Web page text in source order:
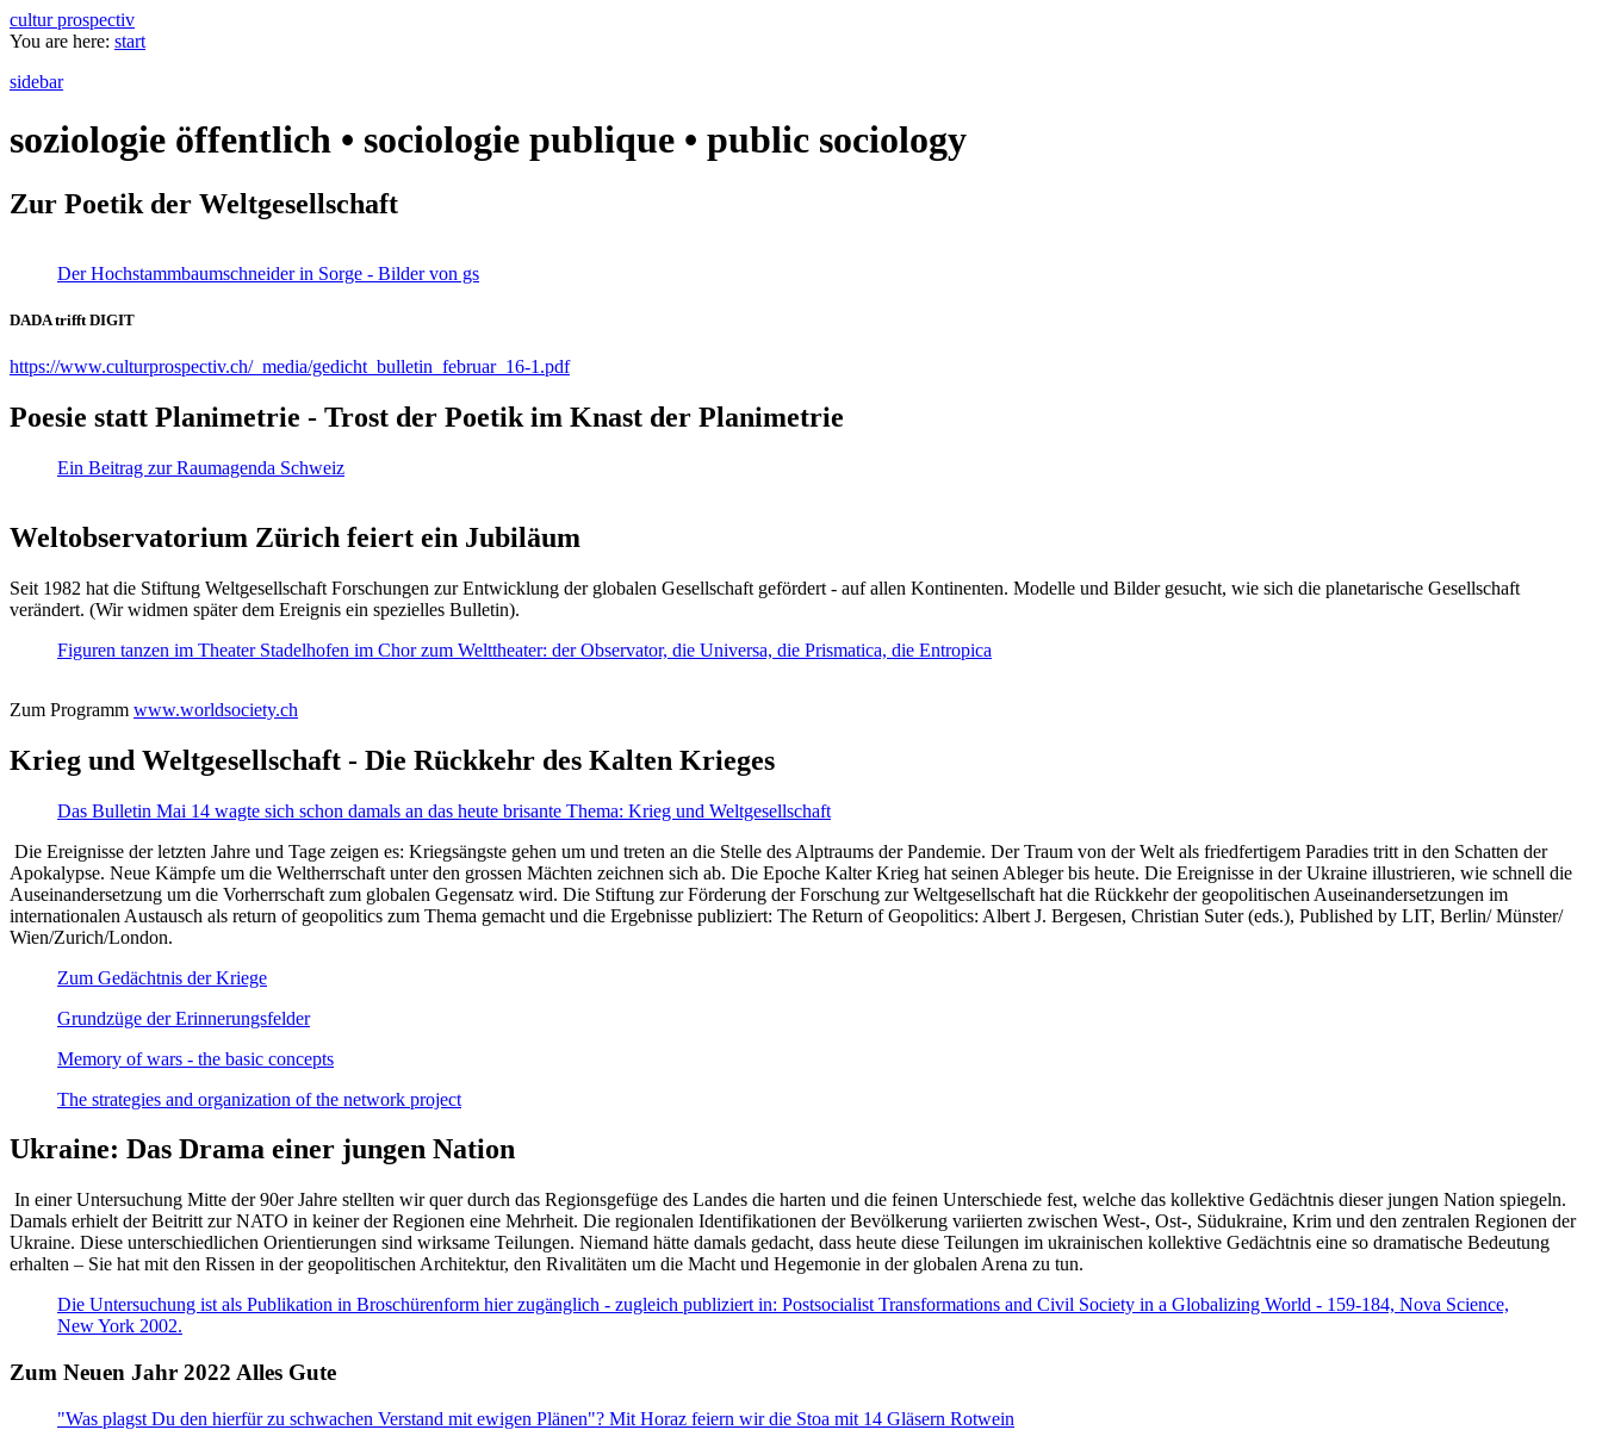
cultur prospectiv
You are here: start
sidebar
soziologie öffentlich • sociologie publique • public sociology
Zur Poetik der Weltgesellschaft
Der Hochstammbaumschneider in Sorge - Bilder von gs
DADA trifft DIGIT
https://www.culturprospectiv.ch/_media/gedicht_bulletin_februar_16-1.pdf
Poesie statt Planimetrie - Trost der Poetik im Knast der Planimetrie
Ein Beitrag zur Raumagenda Schweiz
Weltobservatorium Zürich feiert ein Jubiläum
Seit 1982 hat die Stiftung Weltgesellschaft Forschungen zur Entwicklung der globalen Gesellschaft gefördert - auf allen Kontinenten. Modelle und Bilder gesucht, wie sich die planetarische Gesellschaft
verändert. (Wir widmen später dem Ereignis ein spezielles Bulletin).
Figuren tanzen im Theater Stadelhofen im Chor zum Welttheater: der Observator, die Universa, die Prismatica, die Entropica
Zum Programm www.worldsociety.ch
Krieg und Weltgesellschaft - Die Rückkehr des Kalten Krieges
Das Bulletin Mai 14 wagte sich schon damals an das heute brisante Thema: Krieg und Weltgesellschaft
Die Ereignisse der letzten Jahre und Tage zeigen es: Kriegsängste gehen um und treten an die Stelle des Alptraums der Pandemie. Der Traum von der Welt als friedfertigem Paradies tritt in den Schatten der
Apokalypse. Neue Kämpfe um die Weltherrschaft unter den grossen Mächten zeichnen sich ab. Die Epoche Kalter Krieg hat seinen Ableger bis heute. Die Ereignisse in der Ukraine illustrieren, wie schnell die
Auseinandersetzung um die Vorherrschaft zum globalen Gegensatz wird. Die Stiftung zur Förderung der Forschung zur Weltgesellschaft hat die Rückkehr der geopolitischen Auseinandersetzungen im
internationalen Austausch als return of geopolitics zum Thema gemacht und die Ergebnisse publiziert: The Return of Geopolitics: Albert J. Bergesen, Christian Suter (eds.), Published by LIT, Berlin/ Münster/
Wien/Zurich/London.
Zum Gedächtnis der Kriege
Grundzüge der Erinnerungsfelder
Memory of wars - the basic concepts
The strategies and organization of the network project
Ukraine: Das Drama einer jungen Nation
In einer Untersuchung Mitte der 90er Jahre stellten wir quer durch das Regionsgefüge des Landes die harten und die feinen Unterschiede fest, welche das kollektive Gedächtnis dieser jungen Nation spiegeln.
Damals erhielt der Beitritt zur NATO in keiner der Regionen eine Mehrheit. Die regionalen Identifikationen der Bevölkerung variierten zwischen West-, Ost-, Südukraine, Krim und den zentralen Regionen der
Ukraine. Diese unterschiedlichen Orientierungen sind wirksame Teilungen. Niemand hätte damals gedacht, dass heute diese Teilungen im ukrainischen kollektive Gedächtnis eine so dramatische Bedeutung
erhalten – Sie hat mit den Rissen in der geopolitischen Architektur, den Rivalitäten um die Macht und Hegemonie in der globalen Arena zu tun.
Die Untersuchung ist als Publikation in Broschürenform hier zugänglich - zugleich publiziert in: Postsocialist Transformations and Civil Society in a Globalizing World - 159-184, Nova Science,
New York 2002.
Zum Neuen Jahr 2022 Alles Gute
"Was plagst Du den hierfür zu schwachen Verstand mit ewigen Plänen"? Mit Horaz feiern wir die Stoa mit 14 Gläsern Rotwein